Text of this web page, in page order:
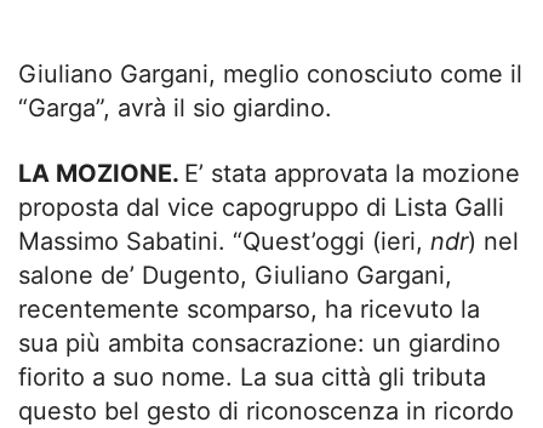
Giuliano Gargani, meglio conosciuto come il
“Garga”, avrà il sio giardino.
LA MOZIONE. E’ stata approvata la mozione
proposta dal vice capogruppo di Lista Galli
Massimo Sabatini. “Quest’oggi (ieri, ndr) nel
salone de’ Dugento, Giuliano Gargani,
recentemente scomparso, ha ricevuto la
sua più ambita consacrazione: un giardino
fiorito a suo nome. La sua città gli tributa
questo bel gesto di riconoscenza in ricordo